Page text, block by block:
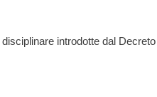
introdotte dal